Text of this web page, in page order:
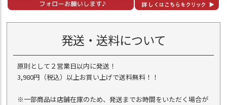
発送・送料について
原則として２営業日以内に発送！
3,980円（税込）以上お買い上げで送料無料！！
※一部商品は店舗在庫のため、発送までお時間をいただく場合が